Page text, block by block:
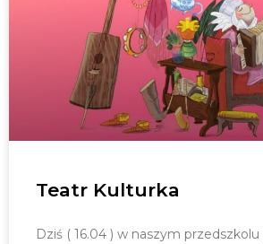
Teatr Kulturka
Dziś ( 16.04 ) w naszym